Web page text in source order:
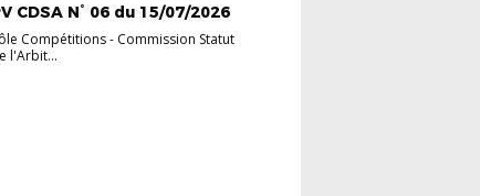
CDSA N° 06 du 15/07/2026
Compétitions- Commission Statut
l'Arbit...